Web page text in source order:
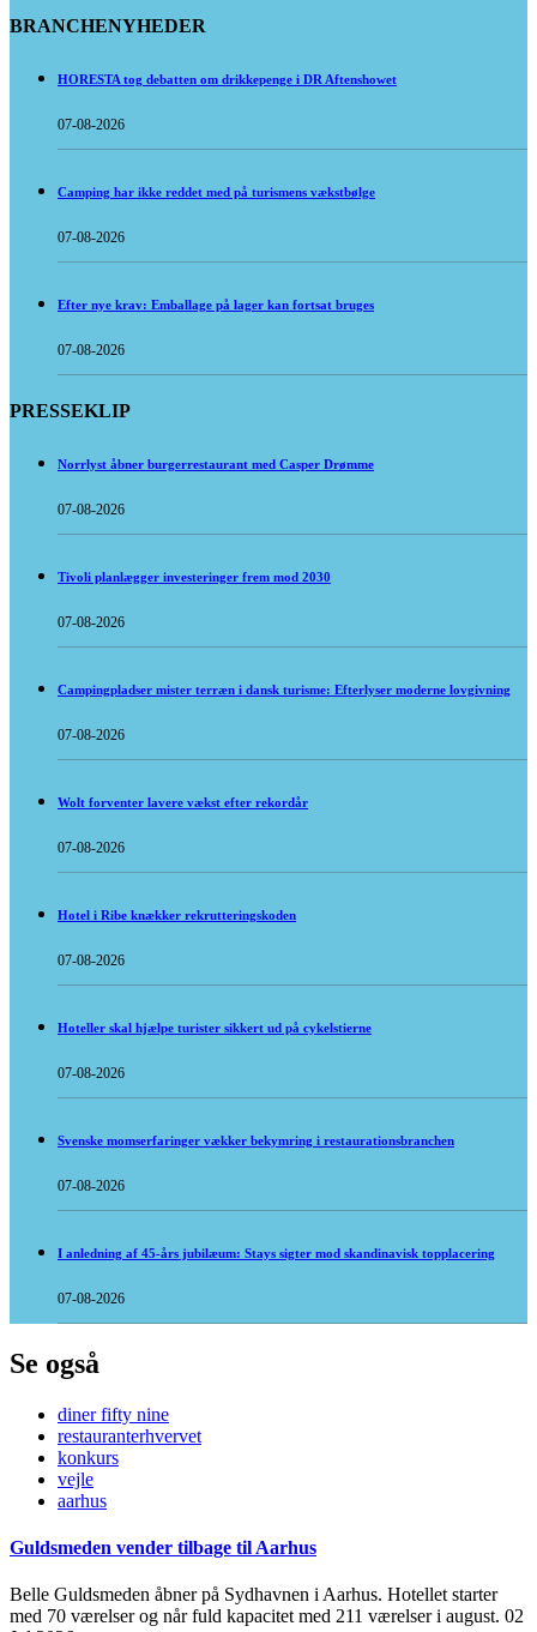
BRANCHENYHEDER
HORESTA tog debatten om drikkepenge i DR Aftenshowet
07-08-2026
Camping har ikke reddet med på turismens vækstbølge
07-08-2026
Efter nye krav: Emballage på lager kan fortsat bruges
07-08-2026
PRESSEKLIP
Norrlyst åbner burgerrestaurant med Casper Drømme
07-08-2026
Tivoli planlægger investeringer frem mod 2030
07-08-2026
Campingpladser mister terræn i dansk turisme: Efterlyser moderne lovgivning
07-08-2026
Wolt forventer lavere vækst efter rekordår
07-08-2026
Hotel i Ribe knækker rekrutteringskoden
07-08-2026
Hoteller skal hjælpe turister sikkert ud på cykelstierne
07-08-2026
Svenske momserfaringer vækker bekymring i restaurationsbranchen
07-08-2026
I anledning af 45-års jubilæum: Stays sigter mod skandinavisk topplacering
07-08-2026
Se også
diner fifty nine
restauranterhvervet
konkurs
vejle
aarhus
Guldsmeden vender tilbage til Aarhus
Belle Guldsmeden åbner på Sydhavnen i Aarhus. Hotellet starter
med 70 værelser og når fuld kapacitet med 211 værelser i august. 02